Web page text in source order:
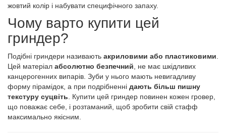
жовтий колір і набувати специфічного запаху.
Чому варто купити цей
гриндер?
Подібні гриндери називають акриловими або пластиковими
Цей матеріал абсолютно безпечний , не має шкідливих
канцерогенних випарів. Зуби у нього мають невигадливу
форму пірамідок, а при подрібненні дають більш пишну
текстуру суцвіть . Купити цей гриндер повинен кожен гровер,
що поважає себе, і розтаманий, щоб зробити свій стафф
максимально якісним.